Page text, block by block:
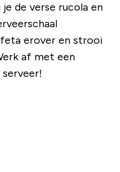
de verse rucola en
erover en strooi
af met een
serveer!